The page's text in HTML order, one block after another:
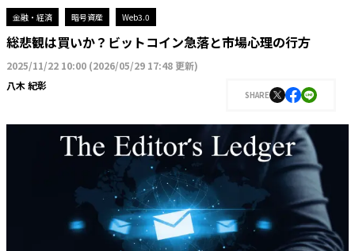
金融・経済 暗号資産 Web3.0
総悲観は買いか？ビットコイン急落と市場心理の行方
2025/11/22 10:00 (2026/05/29 17:48 更新)
八木 紀彰
SHARE